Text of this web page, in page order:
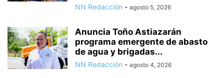
NN Redacción - agosto 5, 2026
Anuncia Toño Astiazarán
programa emergente de abasto
de agua y brigadas...
NN Redacción - agosto 4, 2026